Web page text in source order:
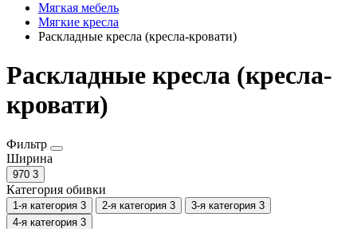
Мягкая мебель
Мягкие кресла
Раскладные кресла (кресла-кровати)
Раскладные кресла (кресла-
кровати)
Фильтр
Ширина
970 3
Категория обивки
1-я категория 3 2-я категория 3 3-я категория 3
4-я категория 3